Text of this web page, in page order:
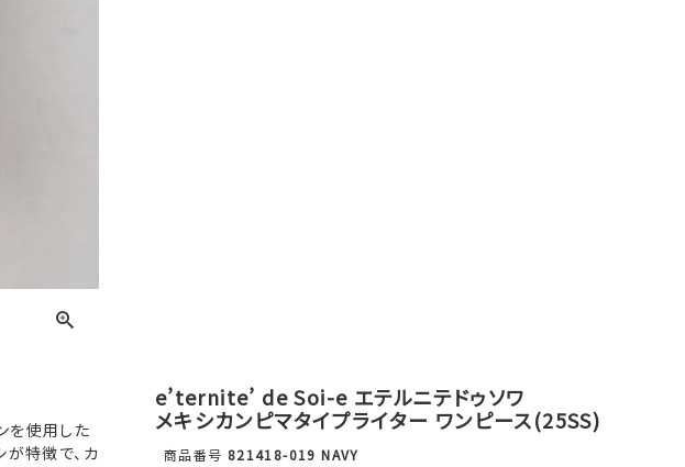
を使用した
特徴で、カ
e’ternite’ de Soi-e エテルニテドゥソワ
メキシカンピマタイプライター ワンピース(25SS)
商品番号 821418-019 NAVY